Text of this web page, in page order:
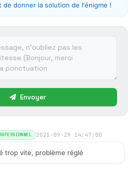
donner la solution de l'énigme !
Envoyer
2021-09-29 14:47:00
trop vite, problème réglé